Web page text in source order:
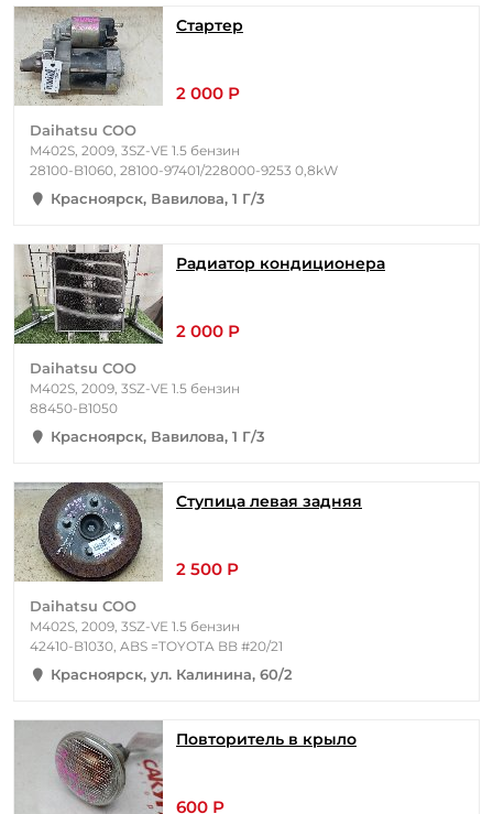
Стартер
2 000 Р
Daihatsu COO
M402S, 2009, 3SZ-VE 1.5 бензин
28100-B1060, 28100-97401/228000-9253 0,8kW
Красноярск, Вавилова, 1 Г/3
Радиатор кондиционера
2 000 Р
Daihatsu COO
M402S, 2009, 3SZ-VE 1.5 бензин
88450-B1050
Красноярск, Вавилова, 1 Г/3
Ступица левая задняя
2 500 Р
Daihatsu COO
M402S, 2009, 3SZ-VE 1.5 бензин
42410-B1030, ABS =TOYOTA BB #20/21
Красноярск, ул. Калинина, 60/2
Повторитель в крыло
600 Р